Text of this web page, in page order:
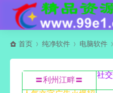
首页 纯净软件 电脑软件
〓利州江畔〓
社